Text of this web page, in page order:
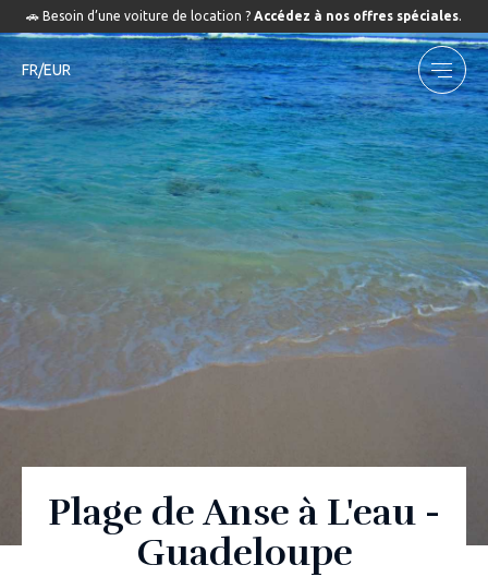
🚗 Besoin d’une voiture de location ? Accédez à nos offres spéciales.
FR/EUR
Plage de Anse à L'eau -
Guadeloupe